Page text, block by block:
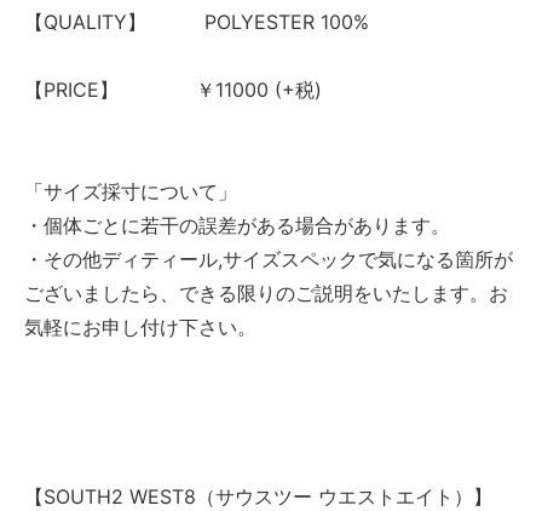
【QUALITY】 POLYESTER 100%
【PRICE】 ￥11000 (+税)
「サイズ採寸について」
・個体ごとに若干の誤差がある場合があります。
・その他ディティール,サイズスペックで気になる箇所が
ございましたら、できる限りのご説明をいたします。お
気軽にお申し付け下さい。
【SOUTH2 WEST8（サウスツー ウエストエイト）】